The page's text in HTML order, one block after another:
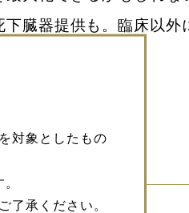
対象としたもの
了承ください。
臓器提供も。臨床以外